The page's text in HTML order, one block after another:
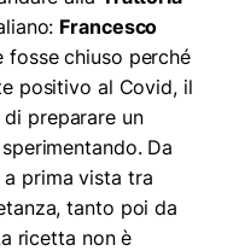
Francesco
chiuso perché
positivo al Covid, il
preparare un
Da
prima vista tra
tanto poi da
ricetta non è